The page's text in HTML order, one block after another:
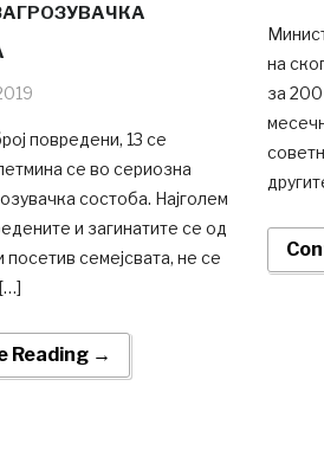
повредени, 13 се
се во сериозна
состоба. Најголем
и загинатите се од
посетив семејсвата, не се
Reading →
на
за